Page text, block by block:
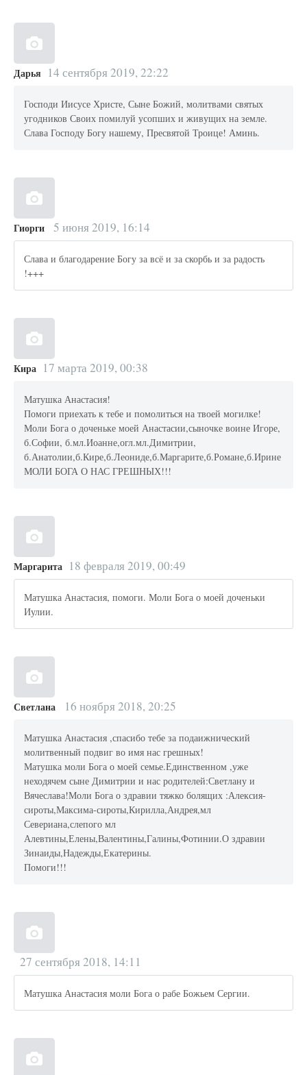
Дарья 14 сентября 2019, 22:22
Господи Иисусе Христе, Сыне Божий, молитвами святых
угодников Своих помилуй усопших и живущих на земле.
Слава Господу Богу нашему, Пресвятой Троице! Аминь.
Гиорги 5 июня 2019, 16:14
Слава и благодарение Богу за всё и за скорбь и за радость
!+++
Кира 17 марта 2019, 00:38
Матушка Анастасия!
Помоги приехать к тебе и помолиться на твоей могилке!
Моли Бога о доченьке моей Анастасии,сыночке воине Игоре,
б.Софии, б.мл.Иоанне,огл.мл.Димитрии,
б.Анатолии,б.Кире,б.Леониде,б.Маргарите,б.Романе,б.Ирине
МОЛИ БОГА О НАС ГРЕШНЫХ!!!
Маргарита 18 февраля 2019, 00:49
Матушка Анастасия, помоги. Моли Бога о моей доченьки
Иулии.
Светлана 16 ноября 2018, 20:25
Матушка Анастасия ,спасибо тебе за подаижнический
молитвенный подвиг во имя нас грешных!
Матушка моли Бога о моей семье.Единственном ,уже
неходячем сыне Димитрии и нас родителей:Светлану и
Вячеслава!Моли Бога о здравии тяжко болящих :Алексия-
сироты,Максима-сироты,Кирилла,Андрея,мл
Севериана,слепого мл
Алевтины,Елены,Валентины,Галины,Фотинии.О здравии
Зинаиды,Надежды,Екатерины.
Помоги!!!
27 сентября 2018, 14:11
Матушка Анастасия моли Бога о рабе Божьем Сергии.